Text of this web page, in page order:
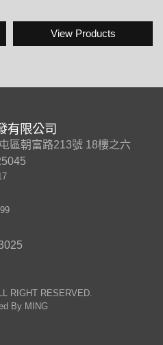
View Products
有限公司
區朝富路213號 18樓之六
RIGHT RESERVED.
By MING